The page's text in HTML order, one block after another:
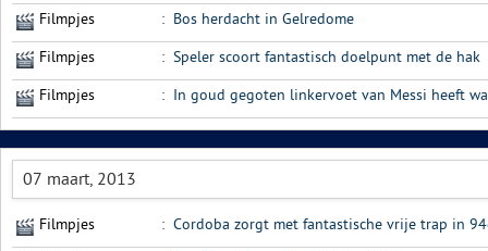
Filmpjes : Bos herdacht in Gelredome
Filmpjes : Speler scoort fantastisch doelpunt met de hak
Filmpjes : In goud gegoten linkervoet van Messi heeft
07 maart, 2013
Filmpjes : Cordoba zorgt met fantastische vrije trap in